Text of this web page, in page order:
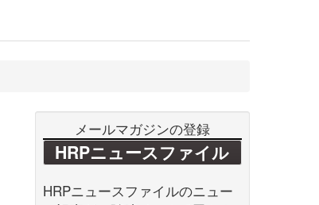
メールマガジンの登録
HRPニュースファイル
HRPニュースファイルのニュー